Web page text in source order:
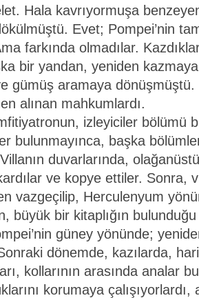
Hala kavrıyormuşa
Evet; Pompei’nin
farkında olmadılar.
bir yandan, yeniden kazmaya
gümüş aramaya dönüşmüştü.
alınan mahkumlardı.
izleyiciler bölümü
bulunmayınca, başka
duvarlarında,
ve kopye ettiler. Sonra,
vazgeçilip, Herculenyum
büyük bir kitaplığın bulunduğu
güney yönünde;
dönemde, kazılarda,
kollarının arasında analar
korumaya